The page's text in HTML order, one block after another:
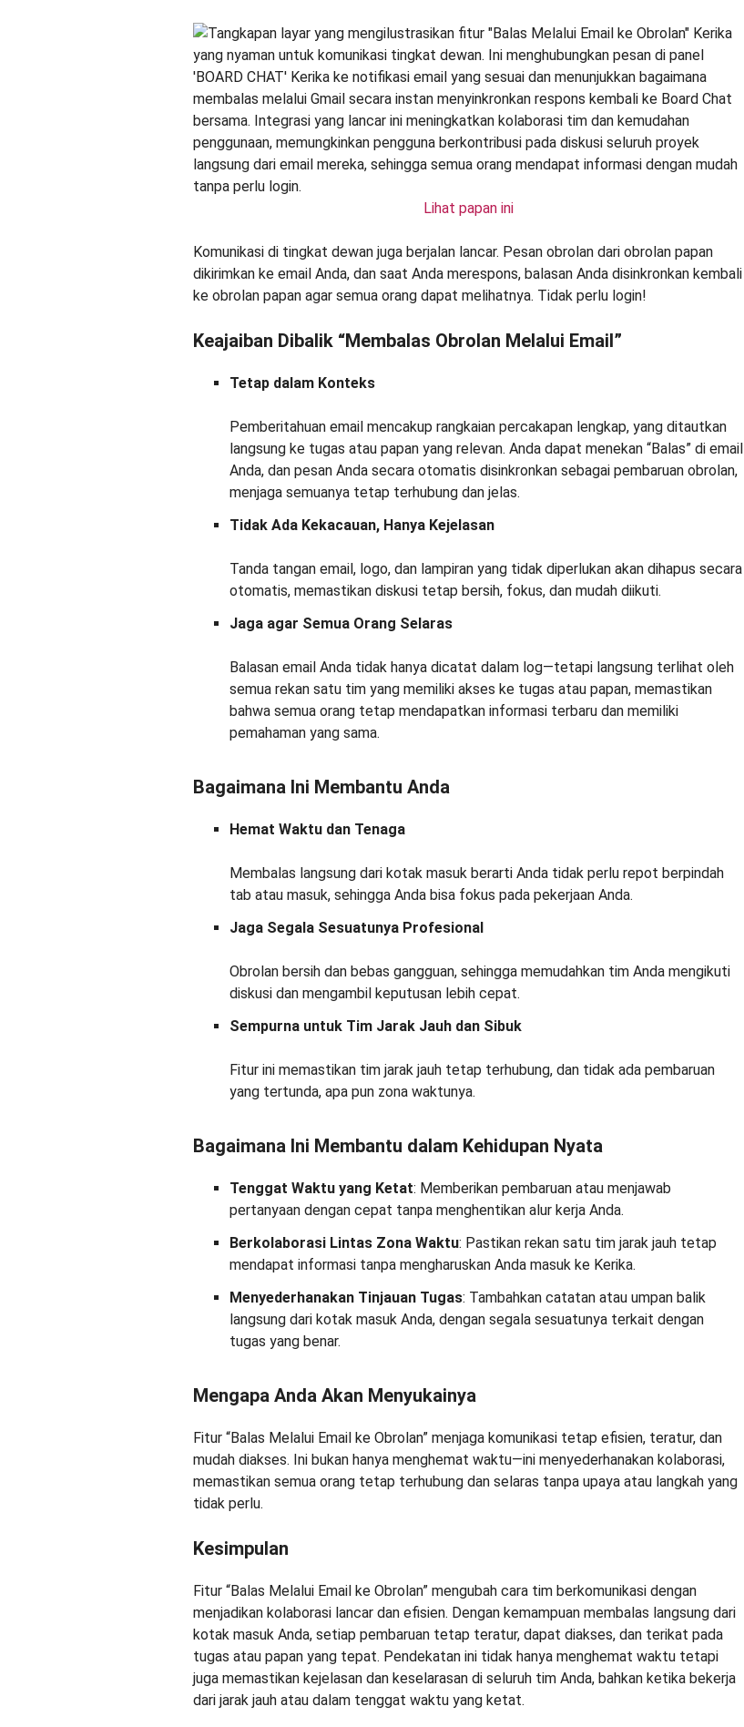
Lihat papan ini
Komunikasi di tingkat dewan juga berjalan lancar. Pesan obrolan dari obrolan papan
dikirimkan ke email Anda, dan saat Anda merespons, balasan Anda disinkronkan kembali
ke obrolan papan agar semua orang dapat melihatnya. Tidak perlu login!
Keajaiban Dibalik “Membalas Obrolan Melalui Email”
Tetap dalam Konteks
Pemberitahuan email mencakup rangkaian percakapan lengkap, yang ditautkan
langsung ke tugas atau papan yang relevan. Anda dapat menekan “Balas” di email
Anda, dan pesan Anda secara otomatis disinkronkan sebagai pembaruan obrolan,
menjaga semuanya tetap terhubung dan jelas.
Tidak Ada Kekacauan, Hanya Kejelasan
Tanda tangan email, logo, dan lampiran yang tidak diperlukan akan dihapus secara
otomatis, memastikan diskusi tetap bersih, fokus, dan mudah diikuti.
Jaga agar Semua Orang Selaras
Balasan email Anda tidak hanya dicatat dalam log—tetapi langsung terlihat oleh
semua rekan satu tim yang memiliki akses ke tugas atau papan, memastikan
bahwa semua orang tetap mendapatkan informasi terbaru dan memiliki
pemahaman yang sama.
Bagaimana Ini Membantu Anda
Hemat Waktu dan Tenaga
Membalas langsung dari kotak masuk berarti Anda tidak perlu repot berpindah
tab atau masuk, sehingga Anda bisa fokus pada pekerjaan Anda.
Jaga Segala Sesuatunya Profesional
Obrolan bersih dan bebas gangguan, sehingga memudahkan tim Anda mengikuti
diskusi dan mengambil keputusan lebih cepat.
Sempurna untuk Tim Jarak Jauh dan Sibuk
Fitur ini memastikan tim jarak jauh tetap terhubung, dan tidak ada pembaruan
yang tertunda, apa pun zona waktunya.
Bagaimana Ini Membantu dalam Kehidupan Nyata
Tenggat Waktu yang Ketat: Memberikan pembaruan atau menjawab
pertanyaan dengan cepat tanpa menghentikan alur kerja Anda.
Berkolaborasi Lintas Zona Waktu: Pastikan rekan satu tim jarak jauh tetap
mendapat informasi tanpa mengharuskan Anda masuk ke Kerika.
Menyederhanakan Tinjauan Tugas: Tambahkan catatan atau umpan balik
langsung dari kotak masuk Anda, dengan segala sesuatunya terkait dengan
tugas yang benar.
Mengapa Anda Akan Menyukainya
Fitur “Balas Melalui Email ke Obrolan” menjaga komunikasi tetap efisien, teratur, dan
mudah diakses. Ini bukan hanya menghemat waktu—ini menyederhanakan kolaborasi,
memastikan semua orang tetap terhubung dan selaras tanpa upaya atau langkah yang
tidak perlu.
Kesimpulan
Fitur “Balas Melalui Email ke Obrolan” mengubah cara tim berkomunikasi dengan
menjadikan kolaborasi lancar dan efisien. Dengan kemampuan membalas langsung dari
kotak masuk Anda, setiap pembaruan tetap teratur, dapat diakses, dan terikat pada
tugas atau papan yang tepat. Pendekatan ini tidak hanya menghemat waktu tetapi
juga memastikan kejelasan dan keselarasan di seluruh tim Anda, bahkan ketika bekerja
dari jarak jauh atau dalam tenggat waktu yang ketat.